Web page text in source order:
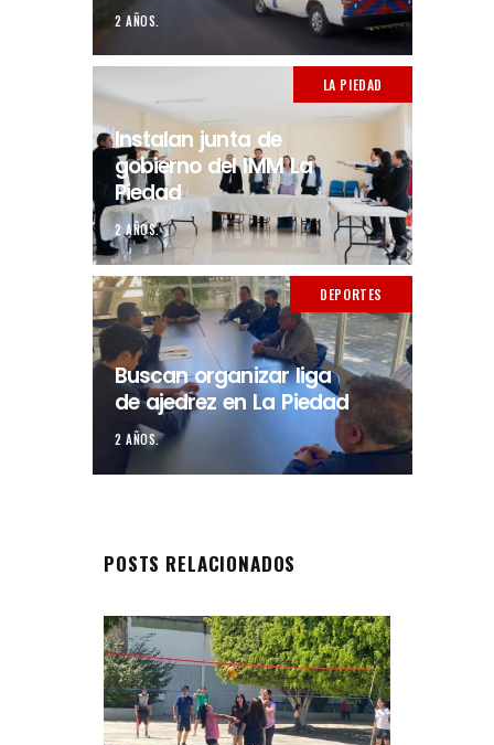
2 AÑOS.
LA PIEDAD
Instalan junta de
gobierno del IMM La
Piedad
2 AÑOS.
DEPORTES
Buscan organizar liga
de ajedrez en La Piedad
2 AÑOS.
POSTS RELACIONADOS